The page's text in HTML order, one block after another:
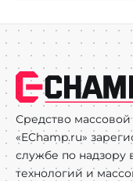
Средство
«EChamp.ru»
службе по
технологий и